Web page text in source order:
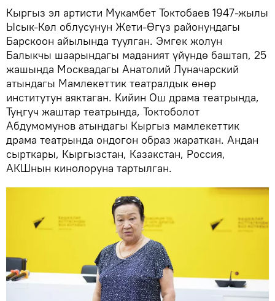
Кыргыз эл артисти Мукамбет Токтобаев 1947-жылы
Ысык-Көл облусунун Жети-Өгүз районундагы
Барскоон айылында туулган. Эмгек жолун
Балыкчы шаарындагы маданият үйүндө баштап, 25
жашында Москвадагы Анатолий Луначарский
атындагы Мамлекеттик театралдык өнөр
институтун аяктаган. Кийин Ош драма театрында,
Туңгуч жаштар театрында, Токтоболот
Абдумомунов атындагы Кыргыз мамлекеттик
драма театрында ондогон образ жараткан. Андан
сырткары, Кыргызстан, Казакстан, Россия,
АКШнын кинолоруна тартылган.